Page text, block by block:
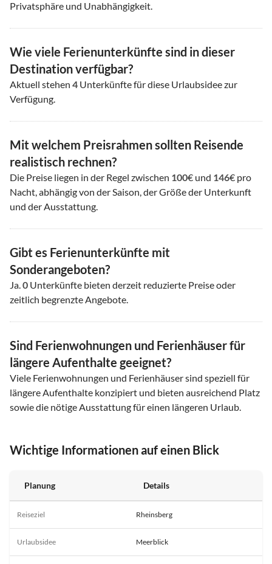
Privatsphäre und Unabhängigkeit.
Wie viele Ferienunterkünfte sind in dieser
Destination verfügbar?
Aktuell stehen 4 Unterkünfte für diese Urlaubsidee zur
Verfügung.
Mit welchem Preisrahmen sollten Reisende
realistisch rechnen?
Die Preise liegen in der Regel zwischen 100€ und 146€ pro
Nacht, abhängig von der Saison, der Größe der Unterkunft
und der Ausstattung.
Gibt es Ferienunterkünfte mit
Sonderangeboten?
Ja.0 Unterkünfte bieten derzeit reduzierte Preise oder
zeitlich begrenzte Angebote.
Sind Ferienwohnungen und Ferienhäuser für
längere Aufenthalte geeignet?
Viele Ferienwohnungen und Ferienhäuser sind speziell für
längere Aufenthalte konzipiert und bieten ausreichend Platz
sowie die nötige Ausstattung für einen längeren Urlaub.
Wichtige Informationen auf einen Blick
Planung Details
Reiseziel Rheinsberg
Urlaubsidee Meerblick